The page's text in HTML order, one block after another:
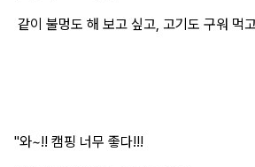
같이 불멍도 해 보고 싶고, 고기도 구워 먹
"와~!! 캠핑 너무 좋다!!!